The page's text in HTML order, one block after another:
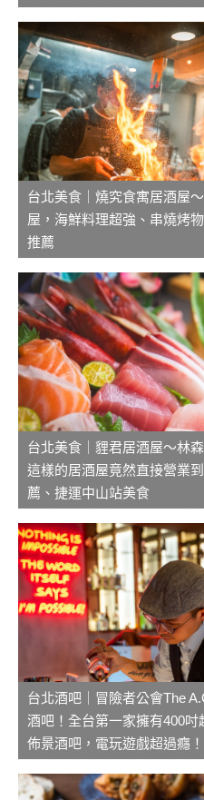
台北美食｜燒究食寓居酒屋
屋，海鮮料理超強、串燒烤
推薦
台北美食｜貍君居酒屋～林
這樣的居酒屋竟然直接營業
薦、捷運中山站美食
台北酒吧｜冒險者公會The
酒吧！全台第一家擁有400
佈景酒吧，電玩遊戲超過癮